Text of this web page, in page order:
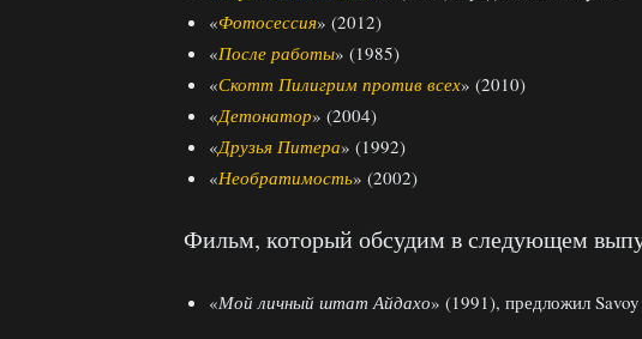
«Фотосессия» (2012)
«После работы» (1985)
«Скотт Пилигрим против всех» (2010)
«Детонатор» (2004)
«Друзья Питера» (1992)
«Необратимость» (2002)
Фильм, который обсудим в следующем
«Мой личный штат Айдахо» (1991), предложил